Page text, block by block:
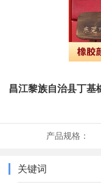
昌江黎族自治县丁基
产品规格：
关键词